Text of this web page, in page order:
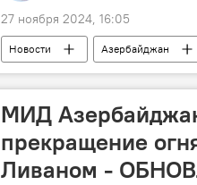
27 ноября 2024, 16:05
Новости Азербайджан
Министерство труда и социальной
Государственный фонд социальной
государственный бюджет
МИД
прекращение
Ливаном -